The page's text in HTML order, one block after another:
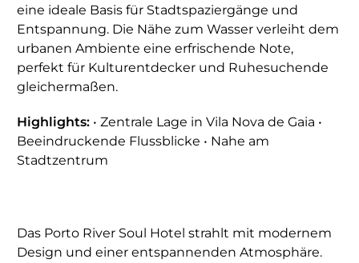
eine ideale Basis für Stadtspaziergänge und
Entspannung. Die Nähe zum Wasser verleiht dem
urbanen Ambiente eine erfrischende Note,
perfekt für Kulturentdecker und Ruhesuchende
gleichermaßen.
Highlights: • Zentrale Lage in Vila Nova de Gaia •
Beeindruckende Flussblicke • Nahe am
Stadtzentrum
Das Porto River Soul Hotel strahlt mit modernem
Design und einer entspannenden Atmosphäre.